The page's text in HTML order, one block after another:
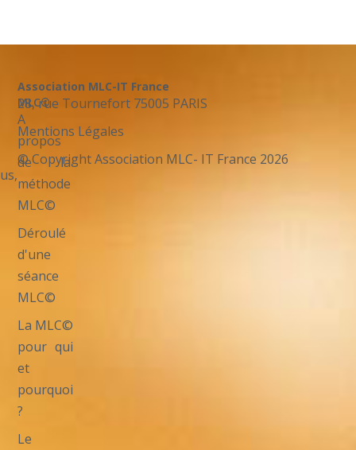
Association MLC-IT France
28, rue Tournefort 75005 PARIS
Mentions Légales
© Copyright Association MLC- IT France 2026
MLC©
A
propos
de la
méthode
MLC©
Déroulé
d'une
séance
MLC©
La MLC©
pour qui
et
pourquoi
?
Le